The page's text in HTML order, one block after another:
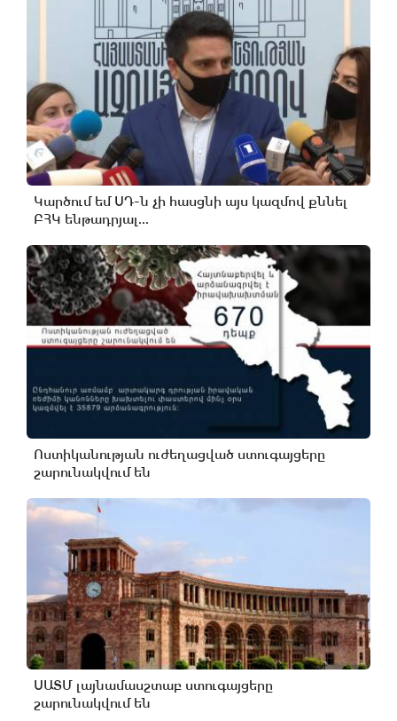
Կարծում եմ ՍԴ-ն չի հասցնի այս կազմով քննել
ԲՀԿ ենթադրյալ...
Ոստիկանության ուժեղացված ստուգայցերը
շարունակվում են
ՍԱՏՄ լայնամասշտաբ ստուգայցերը
շարունակվում են